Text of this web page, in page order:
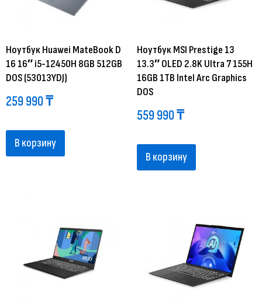
Ноутбук Huawei MateBook D
16 16″ i5-12450H 8GB 512GB
DOS (53013YDJ)
259 990₸
В корзину
Ноутбук MSI Prestige 13
13.3″ OLED 2.8K Ultra 7 155H
16GB 1TB Intel Arc Graphics
DOS
559 990₸
В корзину